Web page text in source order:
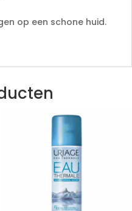
op een schone huid.